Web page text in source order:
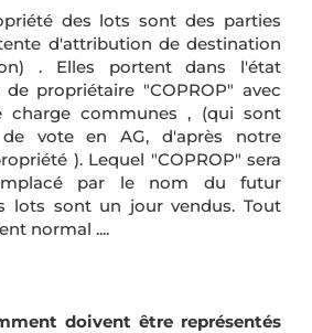
des lots sont des parties
d'attribution de destination
. Elles portent dans l'état
propriétaire "COPROP" avec
charge communes , (qui sont
vote en AG, d'après notre
). Lequel "COPROP" sera
par le nom du futur
lots sont un jour vendus. Tout
normal ....
doivent être représentés